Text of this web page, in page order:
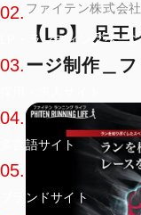
02.
LP・ランディングペー
03.
04.
多言語サイト
05.
ブランドサイト
ファイテン株式会
【LP】 足王
ージ制作＿